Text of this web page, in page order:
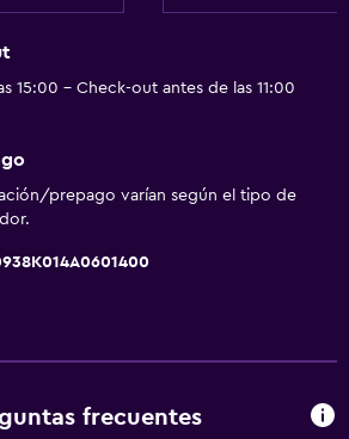
noble
15:00 - Check-out antes de las 11:00
prepago varían según el tipo de
frecuentes